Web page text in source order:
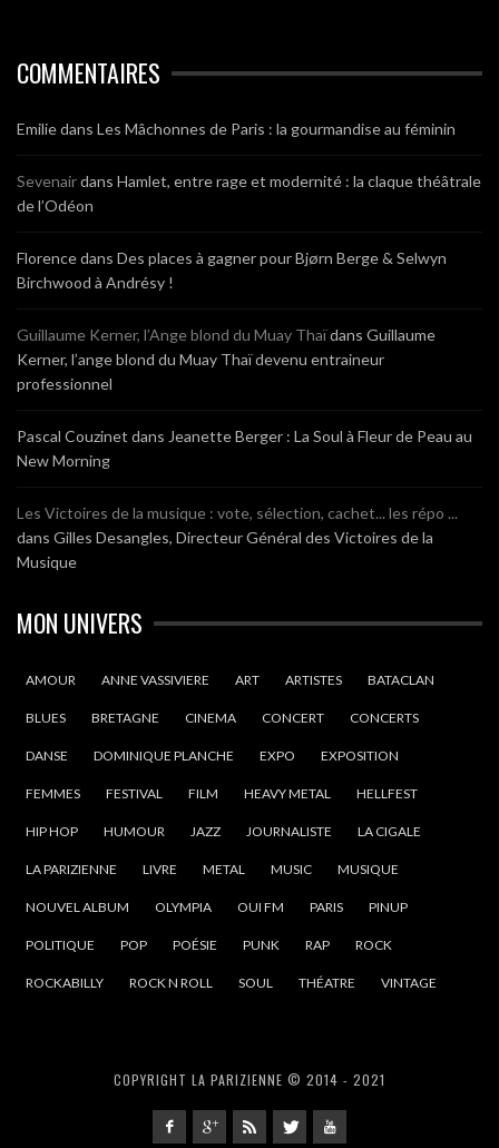
COMMENTAIRES
Emiliedans Les Mâchonnes de Paris : la gourmandise au féminin
Sevenairdans Hamlet, entre rage et modernité : la claque théâtrale
de l’Odéon
Florencedans Des places à gagner pour Bjørn Berge & Selwyn
Birchwood à Andrésy !
Guillaume Kerner, l’Ange blond du Muay Thaïdans Guillaume
Kerner, l’ange blond du Muay Thaï devenu entraineur
professionnel
Pascal Couzinet dans Jeanette Berger : La Soul à Fleur de Peau au
New Morning
Les Victoires de la musique : vote, sélection, cachet... les répo ...
dans Gilles Desangles, Directeur Général des Victoires de la
Musique
MON UNIVERS
AMOUR ANNE VASSIVIERE ART ARTISTES BATACLAN
BLUES BRETAGNE CINEMA CONCERT CONCERTS
DANSE DOMINIQUE PLANCHE EXPO EXPOSITION
FEMMES FESTIVAL FILM HEAVY METAL HELLFEST
HIP HOP HUMOUR JAZZ JOURNALISTE LA CIGALE
LA PARIZIENNE LIVRE METAL MUSIC MUSIQUE
NOUVEL ALBUM OLYMPIA OUI FM PARIS PINUP
POLITIQUE POP POÉSIE PUNK RAP ROCK
ROCKABILLY ROCK N ROLL SOUL THÉATRE VINTAGE
COPYRIGHT LA PARIZIENNE © 2014 - 2021